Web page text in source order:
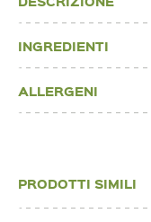
INGREDIENTI
ALLERGENI
PRODOTTI SIMILI